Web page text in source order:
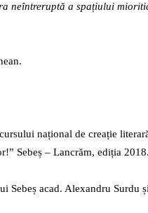
neîntreruptă a spațiului
național de creație
Sebeș – Lancrăm, ediția 2018.
Sebeș acad. Alexandru Surdu